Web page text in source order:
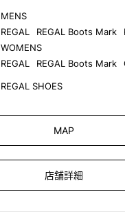
MENS
REGAL
REGAL Boots Mark
WOMENS
REGAL
REGAL Boots Mark
REGAL SHOES
MAP
店舗詳細